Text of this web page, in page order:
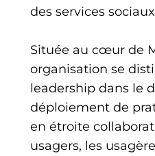
des services
Située au cœur de
organisation se
leadership dans le
déploiement de
en étroite
usagers, les